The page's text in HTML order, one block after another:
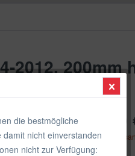
2012, 200mm
ab 89,90
inkl. MwSt.zzgl.
die bestmögliche
nicht einverstanden
nicht zur Verfügung: